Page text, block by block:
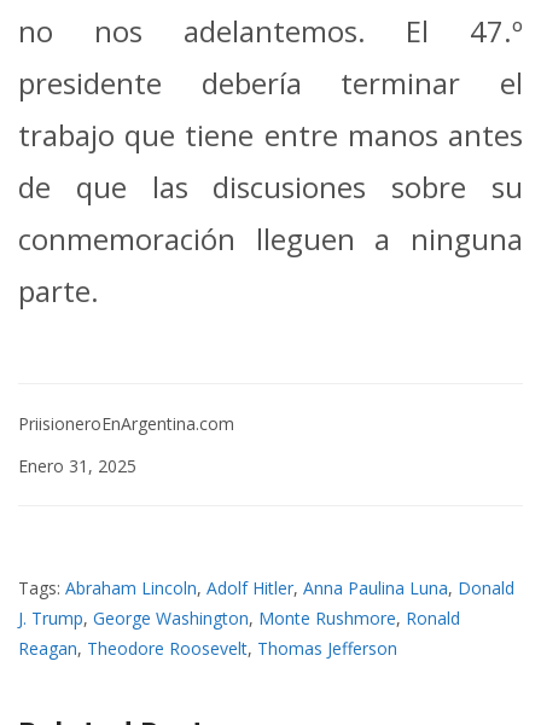
no nos adelantemos. El 47.º
presidente debería terminar el
trabajo que tiene entre manos antes
de que las discusiones sobre su
conmemoración lleguen a ninguna
parte.
PriisioneroEnArgentina.com
Enero 31, 2025
Tags: Abraham Lincoln, Adolf Hitler, Anna Paulina Luna, Donald
J. Trump, George Washington, Monte Rushmore, Ronald
Reagan, Theodore Roosevelt, Thomas Jefferson